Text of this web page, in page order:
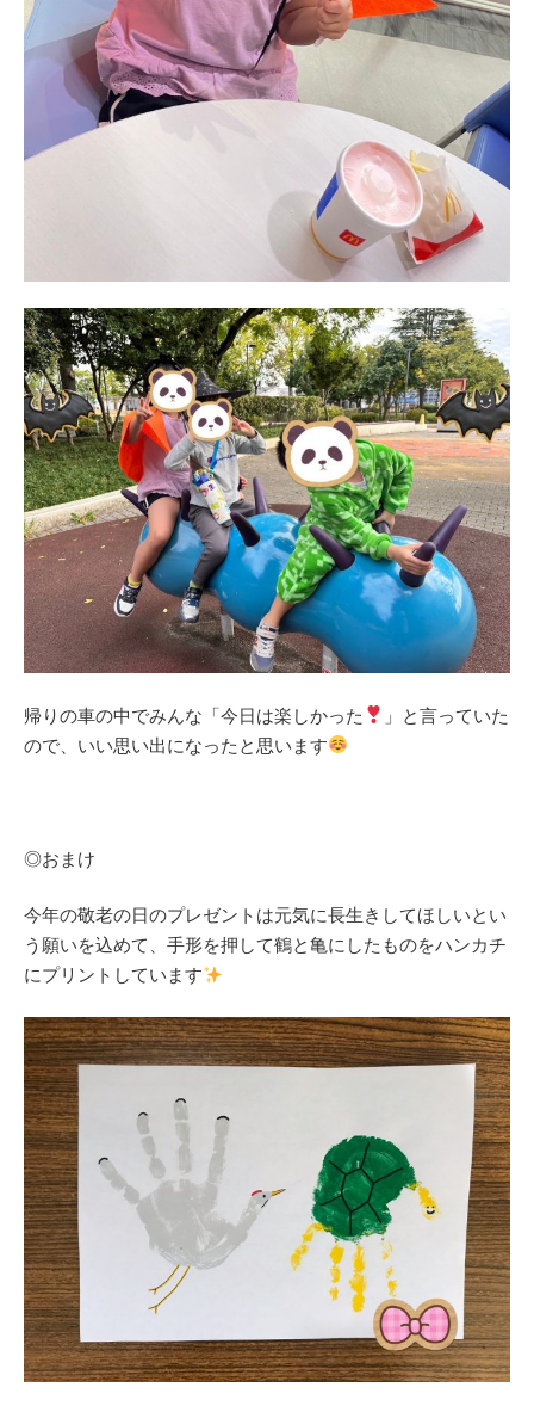
帰りの車の中でみんな「今日は楽しかった
」と言っていた
ので、いい思い出になったと思います
◎おまけ
今年の敬老の日のプレゼントは元気に長生きしてほしいとい
う願いを込めて、手形を押して鶴と亀にしたものをハンカチ
にプリントしています